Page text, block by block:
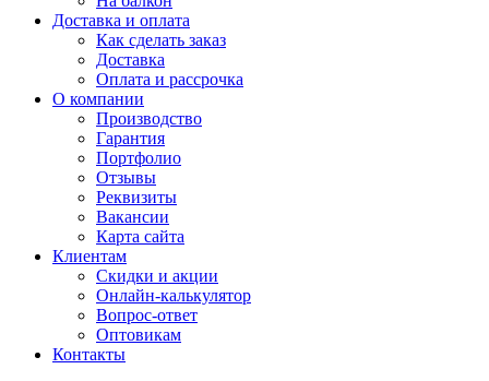
Доставка и оплата
Как сделать заказ
Доставка
Оплата и рассрочка
О компании
Производство
Гарантия
Портфолио
Отзывы
Реквизиты
Вакансии
Карта сайта
Клиентам
Скидки и акции
Онлайн-калькулятор
Вопрос-ответ
Оптовикам
Контакты